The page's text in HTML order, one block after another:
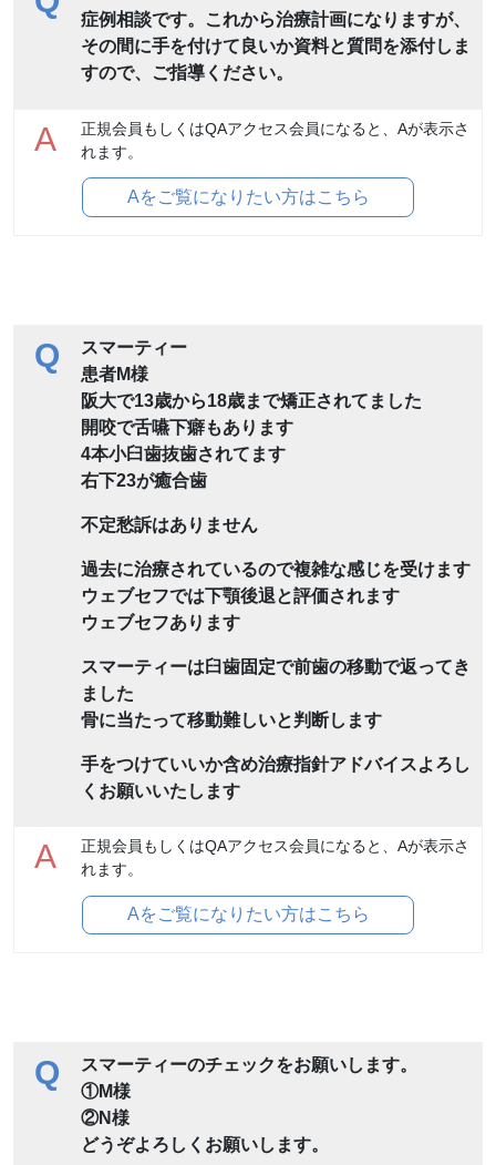
症例相談です。これから治療計画になりますが、
その間に手を付けて良いか資料と質問を添付しま
すので、ご指導ください。
A
正規会員もしくはQAアクセス会員になると、Aが表示さ
れます。
Aをご覧になりたい方はこちら
Q
スマーティー
患者M様
阪大で13歳から18歳まで矯正されてました
開咬で舌嚥下癖もあります
4本小臼歯抜歯されてます
右下23が癒合歯
不定愁訴はありません
過去に治療されているので複雑な感じを受けます
ウェブセフでは下顎後退と評価されます
ウェブセフあります
スマーティーは臼歯固定で前歯の移動で返ってき
ました
骨に当たって移動難しいと判断します
手をつけていいか含め治療指針アドバイスよろし
くお願いいたします
A
正規会員もしくはQAアクセス会員になると、Aが表示さ
れます。
Aをご覧になりたい方はこちら
Q
スマーティーのチェックをお願いします。
①M様
②N様
どうぞよろしくお願いします。